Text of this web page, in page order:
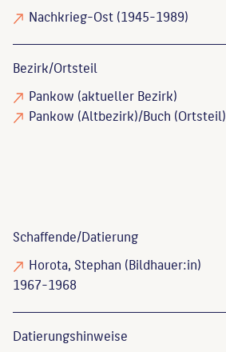
Nachkrieg-Ost (1945-1989)
Bezirk/Ortsteil
Pankow (aktueller Bezirk)
Pankow (Altbezirk)/Buch (Ortsteil)
Schaffende/Datierung
Horota, Stephan (Bildhauer:in)
1967-1968
Datierungs­hinweise